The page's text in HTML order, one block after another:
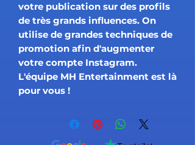
votre publication sur des profils
de très grands influences. On
utilise de grandes techniques de
promotion afin d'augmenter
votre compte Instagram.
L'équipe MH Entertainment est là
pour vous !